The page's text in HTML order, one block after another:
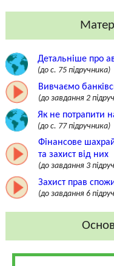
Детальніше про
(до c. 75 підручника)
Вивчаємо
(до завдання 2
Як не потрапити
(до c. 77 підручника)
Фінансове
та захист від них
(до завдання 3
Захист прав
(до завдання 6